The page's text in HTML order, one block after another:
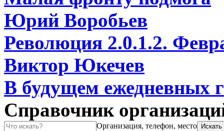
Юрий Воробьев
Революция 2.0.1.2.
Виктор Юкечев
В будущем ежедневных
Справочник
Организация, телефон, место